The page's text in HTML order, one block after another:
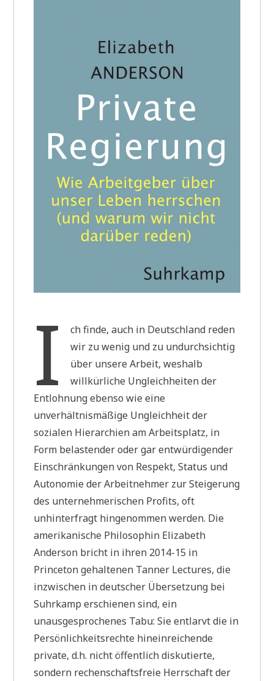
I
ch finde, auch in Deutschland reden
wir zu wenig und zu undurchsichtig
über unsere Arbeit, weshalb
willkürliche Ungleichheiten der
Entlohnung ebenso wie eine
unverhältnismäßige Ungleichheit der
sozialen Hierarchien am Arbeitsplatz, in
Form belastender oder gar entwürdigender
Einschränkungen von Respekt, Status und
Autonomie der Arbeitnehmer zur Steigerung
des unternehmerischen Profits, oft
unhinterfragt hingenommen werden. Die
amerikanische Philosophin Elizabeth
Anderson bricht in ihren 2014-15 in
Princeton gehaltenen Tanner Lectures, die
inzwischen in deutscher Übersetzung bei
Suhrkamp erschienen sind, ein
unausgesprochenes Tabu: Sie entlarvt die in
Persönlichkeitsrechte hineinreichende
private, d.h. nicht öffentlich diskutierte,
sondern rechenschaftsfreie Herrschaft der